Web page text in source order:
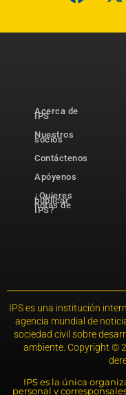
Acerca de
IPS
Nuestros
socios
Contáctenos
Apóyenos
¿Quieres
publicar
notas de
IPS?
IPS es una institución
agencia mundial de
sociedad civil sobre
ambiente. Copyright ©
IPS es la única
personal y